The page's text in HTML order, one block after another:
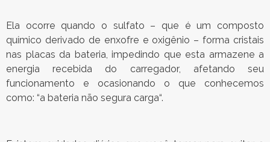
Ela ocorre quando o sulfato – que é um composto
químico derivado de enxofre e oxigênio – forma cristais
nas placas da bateria, impedindo que esta armazene a
energia recebida do carregador, afetando seu
funcionamento e ocasionando o que conhecemos
como: “a bateria não segura carga“.